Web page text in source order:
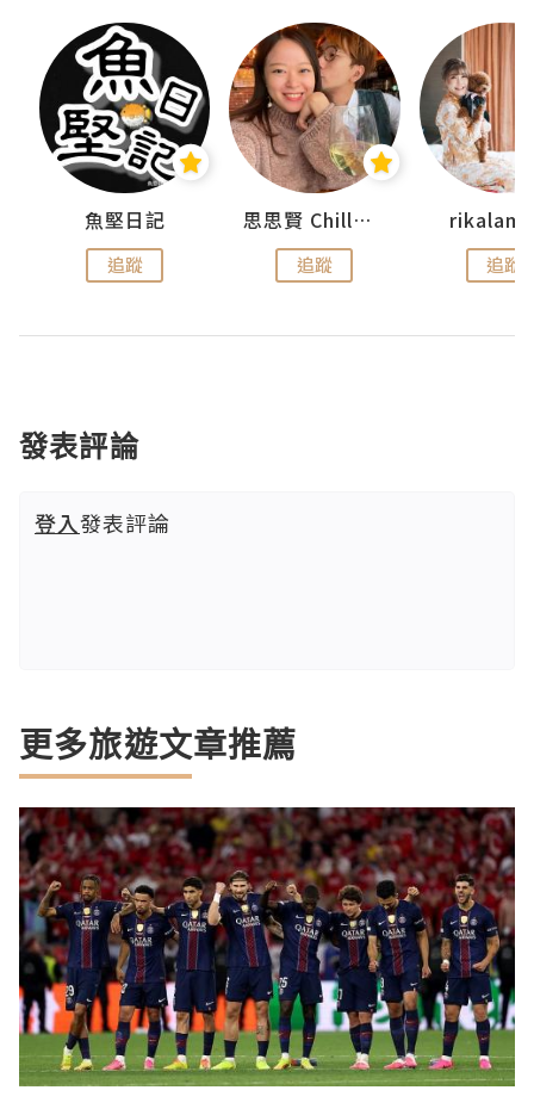
魚堅日記
追蹤
思思賢 ChillMyBabe
追蹤 追蹤
發表評論
登入發表評論
更多旅遊文章推薦